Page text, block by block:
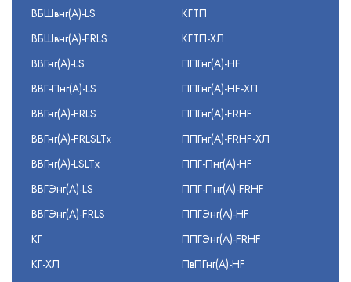
ВБШвнг(А)-LS
ВБШвнг(А)-FRLS
ВВГнг(А)-LS
ВВГ-Пнг(А)-LS
ВВГнг(А)-FRLS
ВВГнг(А)-FRLSLTx
ВВГнг(А)-LSLTx
ВВГЭнг(А)-LS
ВВГЭнг(А)-FRLS
КГ
КГ-ХЛ
КГТП
КГТП-ХЛ
ППГнг(А)-HF
ППГнг(А)-HF-ХЛ
ППГнг(А)-FRHF
ППГнг(А)-FRHF-ХЛ
ППГ-Пнг(А)-HF
ППГ-Пнг(А)-FRHF
ППГЭнг(А)-HF
ППГЭнг(А)-FRHF
ПвПГнг(А)-HF